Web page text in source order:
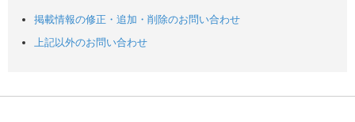
掲載情報の修正・追加・削除のお問い合わせ
上記以外のお問い合わせ